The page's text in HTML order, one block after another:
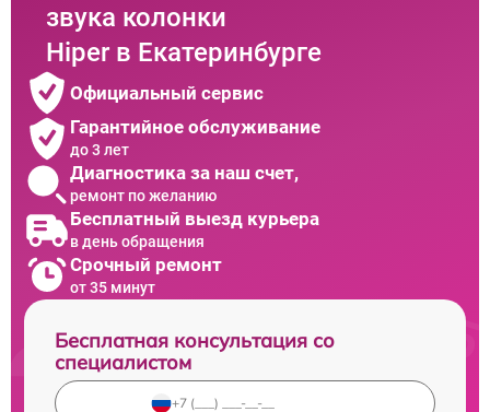
звука колонки
Hiper в Екатеринбурге
Официальный сервис
Гарантийное обслуживание
до 3 лет
Диагностика за наш счет,
ремонт по желанию
Бесплатный выезд курьера
в день обращения
Срочный ремонт
от 35 минут
Бесплатная консультация со
специалистом